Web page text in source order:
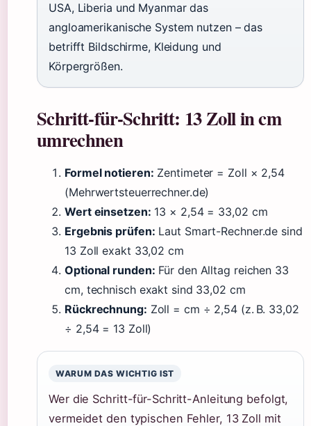
USA, Liberia und Myanmar das
angloamerikanische System nutzen – das
betrifft Bildschirme, Kleidung und
Körpergrößen.
Schritt-für-Schritt: 13 Zoll in cm
umrechnen
Formel notieren: Zentimeter = Zoll × 2,54
(Mehrwertsteuerrechner.de)
Wert einsetzen: 13 × 2,54 = 33,02 cm
Ergebnis prüfen: Laut Smart-Rechner.de sind
13 Zoll exakt 33,02 cm
Optional runden: Für den Alltag reichen 33
cm, technisch exakt sind 33,02 cm
Rückrechnung: Zoll = cm ÷ 2,54 (z. B. 33,02
÷ 2,54 = 13 Zoll)
WARUM DAS WICHTIG IST
Wer die Schritt-für-Schritt-Anleitung befolgt,
vermeidet den typischen Fehler, 13 Zoll mit